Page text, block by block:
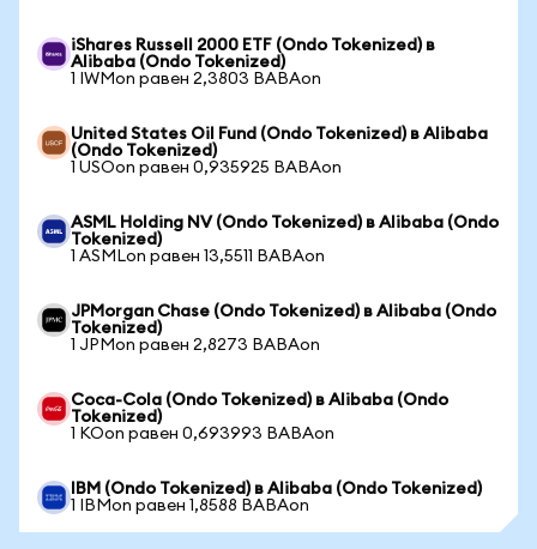
iShares Russell 2000 ETF (Ondo Tokenized) в
Alibaba (Ondo Tokenized)
1 IWMon равен 2,3803 BABAon
United States Oil Fund (Ondo Tokenized) в Alibaba
(Ondo Tokenized)
1 USOon равен 0,935925 BABAon
ASML Holding NV (Ondo Tokenized) в Alibaba (Ondo
Tokenized)
1 ASMLon равен 13,5511 BABAon
JPMorgan Chase (Ondo Tokenized) в Alibaba (Ondo
Tokenized)
1 JPMon равен 2,8273 BABAon
Coca-Cola (Ondo Tokenized) в Alibaba (Ondo
Tokenized)
1 KOon равен 0,693993 BABAon
IBM (Ondo Tokenized) в Alibaba (Ondo Tokenized)
1 IBMon равен 1,8588 BABAon